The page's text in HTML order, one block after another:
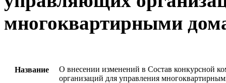
многоквартирными
Название
О внесении изменений в Состав конкурсной
организаций для управления